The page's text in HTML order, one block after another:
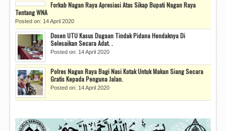
Forkab Nagan Raya Apresiasi Atas Sikap Bupati Nagan Raya
Tentang WNA
Posted on: 14 April 2020
Dosen UTU Kasus Dugaan Tindak Pidana Hendaknya Di
Selesaikan Secara Adat. .
Posted on: 14 April 2020
Polres Nagan Raya Bagi Nasi Kotak Untuk Makan Siang Secara
Gratis Kepada Penguna Jalan.
Posted on: 14 April 2020